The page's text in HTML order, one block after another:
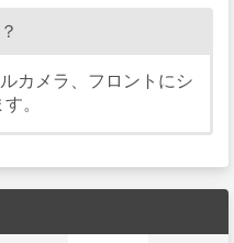
カメラ、フロントにシ
。